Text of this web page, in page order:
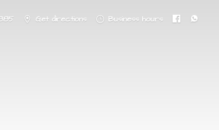
Get directions Business hours